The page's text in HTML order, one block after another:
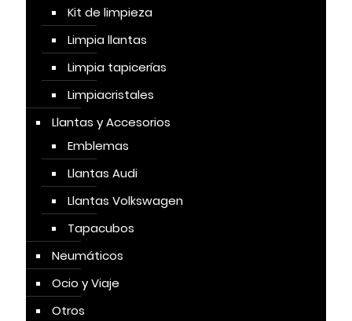
Kit de limpieza
Limpia llantas
Limpia tapicerías
Limpiacristales
Llantas y Accesorios
Emblemas
Llantas Audi
Llantas Volkswagen
Tapacubos
Neumáticos
Ocio y Viaje
Otros